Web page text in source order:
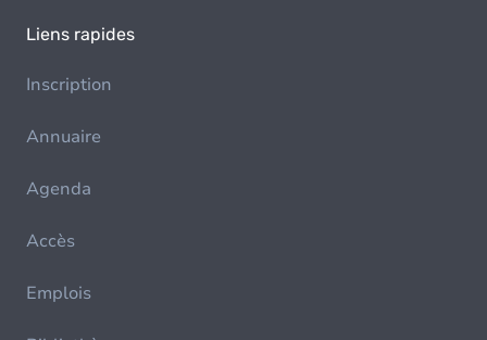
Liens rapides
Inscription
Annuaire
Agenda
Accès
Emplois